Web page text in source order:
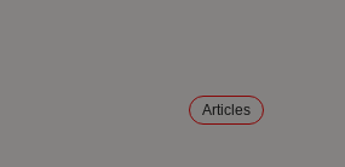
Articles